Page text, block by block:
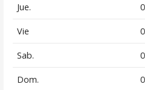
Jue.
Vie
Sab.
Dom.